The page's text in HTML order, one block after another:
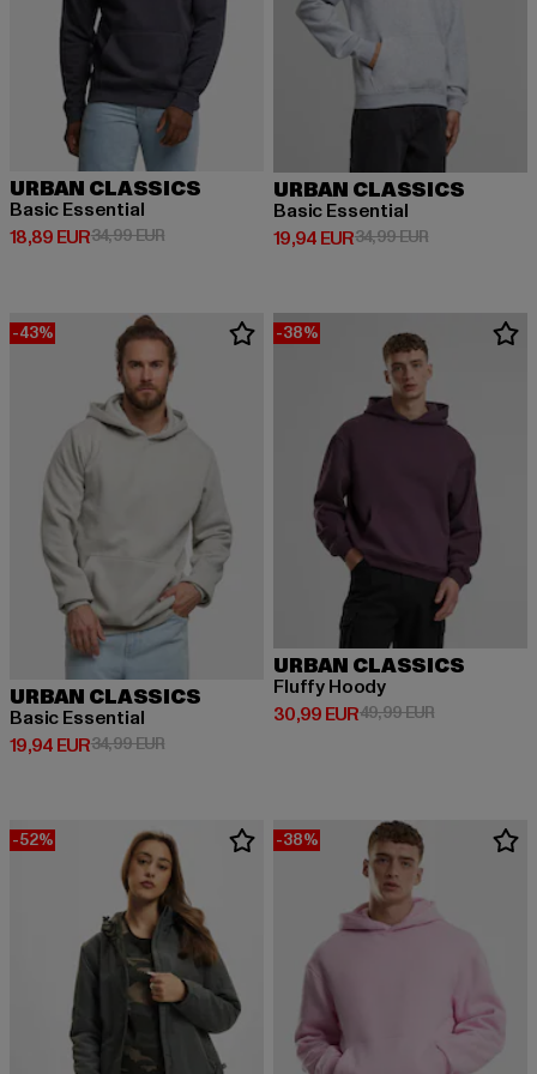
URBAN CLASSICS
Basic Essential
18,89 EUR
Derzeitiger Preis: 18,89 EUR
34,99 EURAktionspreis: 34,99 EUR
URBAN CLASSICS
Basic Essential
19,94 EUR
Derzeitiger Preis: 19,94 EUR
34,99 EURAktionspreis:
-43%
URBAN CLASSICS
Basic Essential
19,94 EUR
Derzeitiger Preis: 19,94 EUR
34,99 EURAktionspreis: 34,99 EUR
-38%
URBAN CLASSICS
Fluffy Hoody
30,99 EUR
Derzeitiger Preis: 30,99 EUR
49,99 EURAktionspreis:
-52% -38%